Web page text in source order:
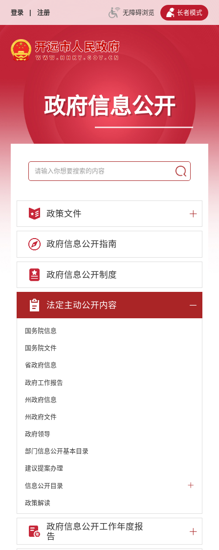
登录 | 注册 无障碍浏览 长者模式
政府信息公开
政策文件
政府信息公开指南
政府信息公开制度
法定主动公开内容
国务院信息
国务院文件
省政府信息
政府工作报告
州政府信息
州政府文件
政府领导
部门信息公开基本目录
建议提案办理
信息公开目录
政策解读
机构职能和权责清单
自然资源政务公开
政府信息公开工作年度报
告